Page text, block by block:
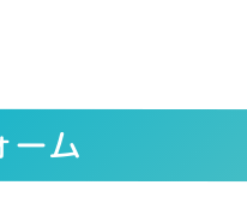
ーム